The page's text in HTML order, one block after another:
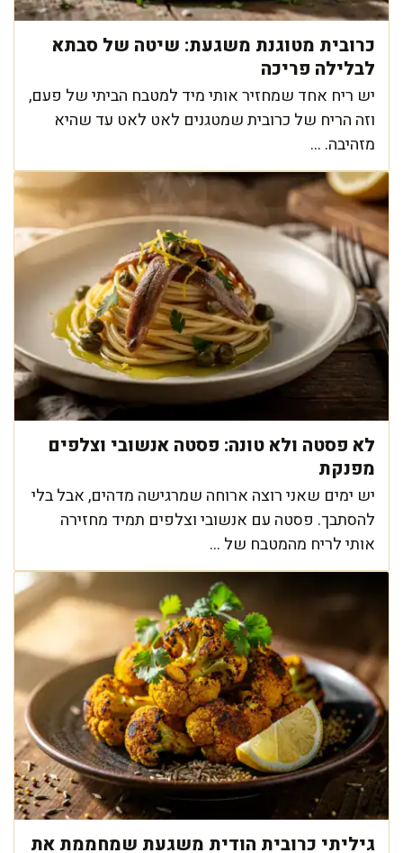
כרובית מטוגנת משגעת: שיטה של סבתא
לבלילה פריכה
יש ריח אחד שמחזיר אותי מיד למטבח הביתי של פעם,
וזה הריח של כרובית שמטגנים לאט לאט עד שהיא
מזהיבה. ...
לא פסטה ולא טונה: פסטה אנשובי וצלפים
מפנקת
יש ימים שאני רוצה ארוחה שמרגישה מדהים, אבל בלי
להסתבך. פסטה עם אנשובי וצלפים תמיד מחזירה
אותי לריח מהמטבח של ...
גיליתי כרובית הודית משגעת שמחממת את